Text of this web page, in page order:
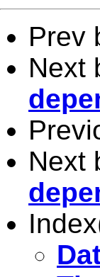
Prev
Next
Next